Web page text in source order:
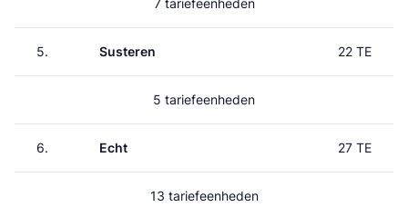
7 tariefeenheden
5. Susteren 22 TE
5 tariefeenheden
6. Echt 27 TE
13 tariefeenheden